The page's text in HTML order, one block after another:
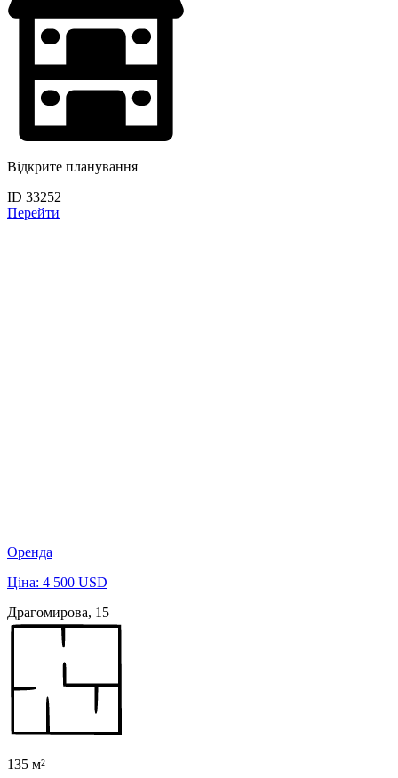
Відкрите планування
ID 33252
Перейти
Оренда
Ціна: 4 500 USD
Драгомирова, 15
135 м²